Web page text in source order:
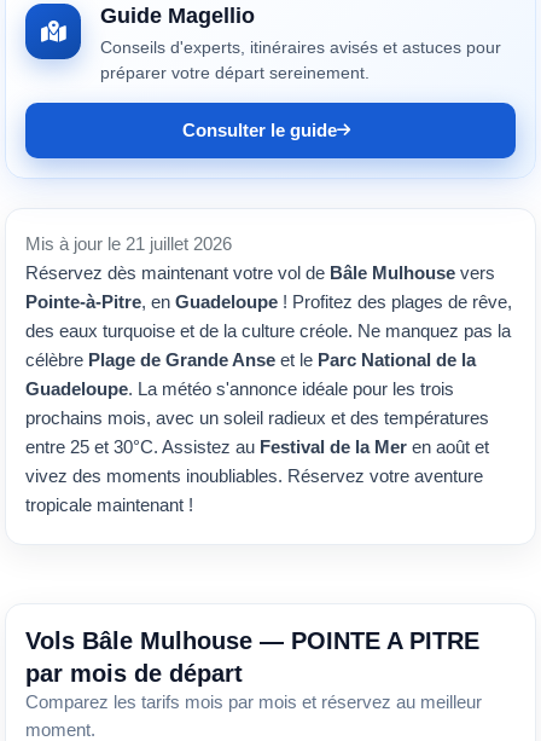
Guide Magellio
Conseils d'experts, itinéraires avisés et astuces pour
préparer votre départ sereinement.
Consulter le guide
Mis à jour le 21 juillet 2026
Réservez dès maintenant votre vol de Bâle Mulhouse vers
Pointe-à-Pitre, en Guadeloupe ! Profitez des plages de rêve,
des eaux turquoise et de la culture créole. Ne manquez pas la
célèbre Plage de Grande Anse et le Parc National de la
Guadeloupe. La météo s'annonce idéale pour les trois
prochains mois, avec un soleil radieux et des températures
entre 25 et 30°C. Assistez au Festival de la Mer en août et
vivez des moments inoubliables. Réservez votre aventure
tropicale maintenant !
Vols Bâle Mulhouse — POINTE A PITRE
par mois de départ
Comparez les tarifs mois par mois et réservez au meilleur
moment.